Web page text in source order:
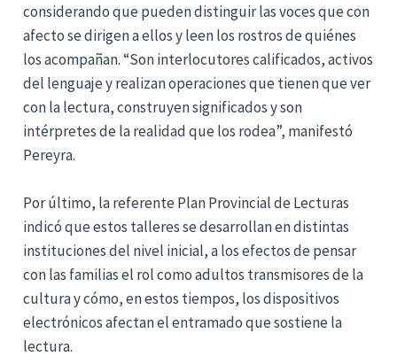
considerando que pueden distinguir las voces que con
afecto se dirigen a ellos y leen los rostros de quiénes
los acompañan. “Son interlocutores calificados, activos
del lenguaje y realizan operaciones que tienen que ver
con la lectura, construyen significados y son
intérpretes de la realidad que los rodea”, manifestó
Pereyra.
Por último, la referente Plan Provincial de Lecturas
indicó que estos talleres se desarrollan en distintas
instituciones del nivel inicial, a los efectos de pensar
con las familias el rol como adultos transmisores de la
cultura y cómo, en estos tiempos, los dispositivos
electrónicos afectan el entramado que sostiene la
lectura.